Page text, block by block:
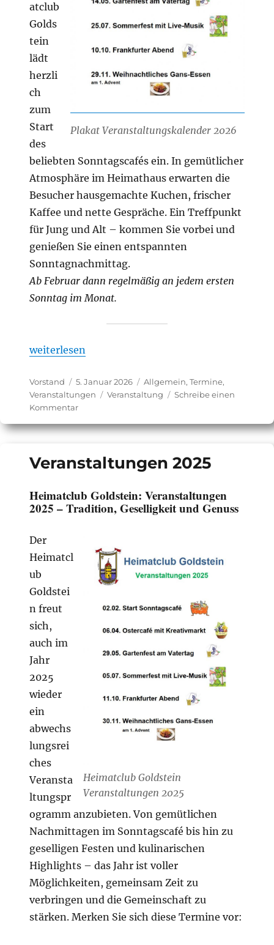
Plakat Veranstaltungskalender 2026
atclub
Golds
tein
lädt
herzli
ch
zum
Start
des
beliebten Sonntagscafés ein. In gemütlicher
Atmosphäre im Heimathaus erwarten die
Besucher hausgemachte Kuchen, frischer
Kaffee und nette Gespräche. Ein Treffpunkt
für Jung und Alt – kommen Sie vorbei und
genießen Sie einen entspannten
Sonntagnachmittag.
Ab Februar dann regelmäßig an jedem ersten
Sonntag im Monat.
„Veranstaltungen 2026“
weiterlesen
Autor
Vorstand
Veröffentlicht
am
5. Januar 2026 Kategorien
Allgemein, Termine,
Veranstaltungen
Schlagwörter
Veranstaltung
Schreibe einen
Kommentarzu
2026
Veranstaltungen 2025
Heimatclub Goldstein: Veranstaltungen
2025 – Tradition, Geselligkeit und Genuss
Heimatclub Goldstein
Veranstaltungen 2025
Der
Heimatcl
ub
Goldstei
n freut
sich,
auch im
Jahr
2025
wieder
ein
abwechs
lungsrei
ches
Veransta
ltungspr
ogramm anzubieten. Von gemütlichen
Nachmittagen im Sonntagscafé bis hin zu
geselligen Festen und kulinarischen
Highlights – das Jahr ist voller
Möglichkeiten, gemeinsam Zeit zu
verbringen und die Gemeinschaft zu
stärken. Merken Sie sich diese Termine vor: